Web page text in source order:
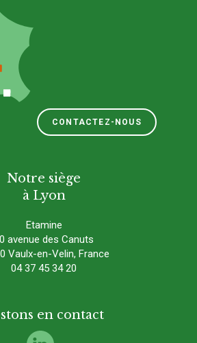
CONTACTEZ-NOUS
Notre siège
à Lyon
Etamine
avenue des Canuts
Vaulx-en-Velin, France
04 37 45 34 20
en contact